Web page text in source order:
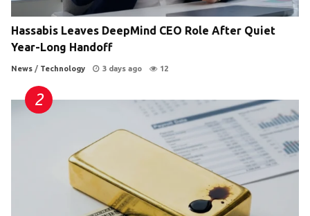
Hassabis Leaves DeepMind CEO Role After Quiet
Year-Long Handoff
News / Technology 3 days ago 12